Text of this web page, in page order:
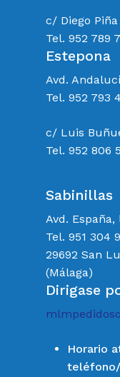
c/ Diego
Tel. 952 789
Estepona
Avd.
Tel. 952 793
c/ Luis
Tel. 952 806
Sabinillas
Avd. España,
Tel. 951 304
29692 San
(Málaga)
Dirigase
Horario